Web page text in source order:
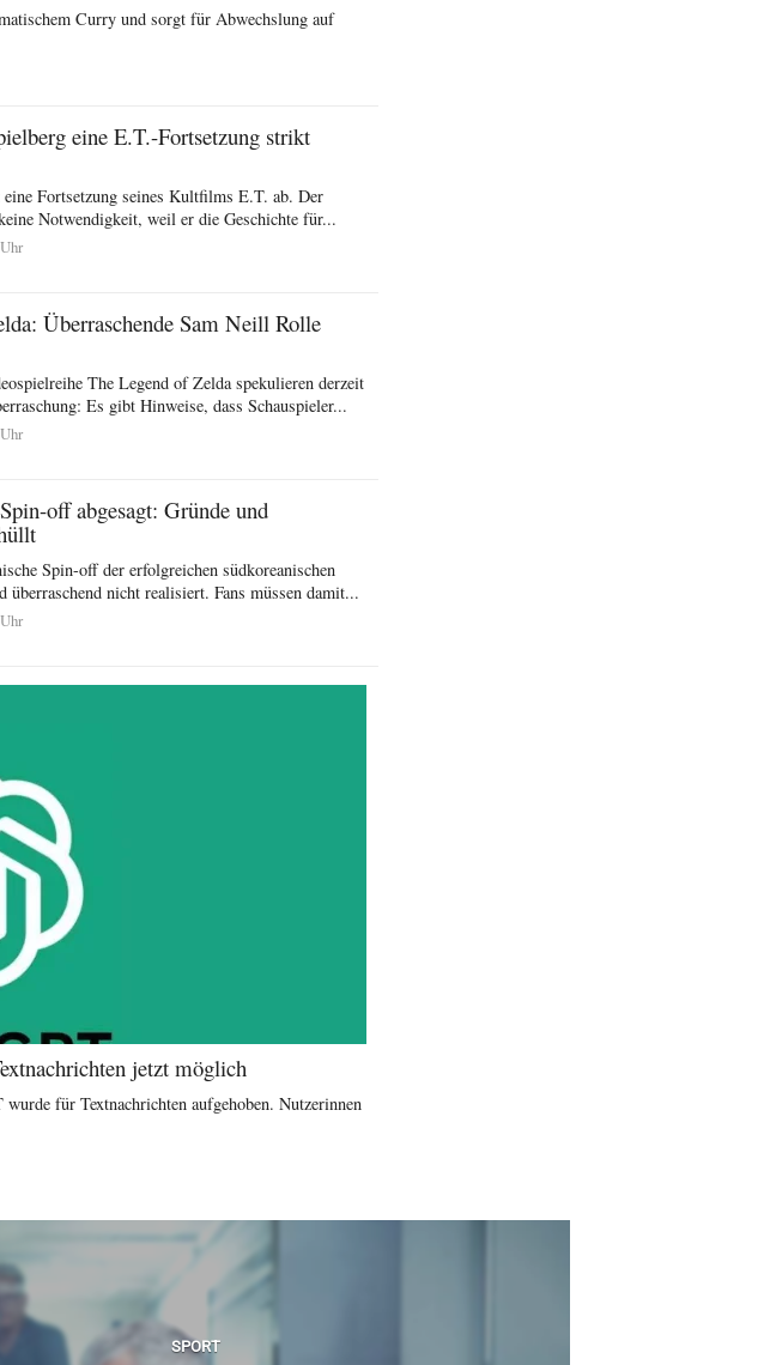
Curry und sorgt für Abwechslung auf
eine E.T.-Fortsetzung strikt
eine Fortsetzung seines Kultfilms E.T. ab. Der
Notwendigkeit, weil er die Geschichte für...
Überraschende Sam Neill Rolle
The Legend of Zelda spekulieren derzeit
Es gibt Hinweise, dass Schauspieler...
off abgesagt: Gründe und
Spin-off der erfolgreichen südkoreanischen
überraschend nicht realisiert. Fans müssen damit...
jetzt möglich
für Textnachrichten aufgehoben. Nutzerinnen
SPORT